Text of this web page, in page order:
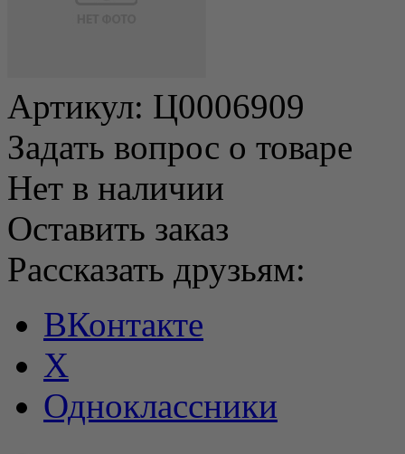
Артикул: Ц0006909
Задать вопрос о товаре
Нет в наличии
Оставить заказ
Рассказать друзьям:
ВКонтакте
X
Одноклассники